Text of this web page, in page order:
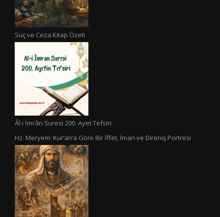
Suç ve Ceza Kitap Özeti
Âl-i İmrân Suresi 200. Ayet Tefsiri
Hz. Meryem: Kur’an’a Göre Bir İffet, İman ve Direniş Portresi